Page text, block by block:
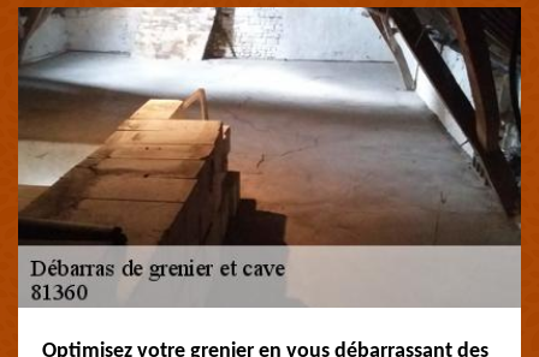
Optimisez votre grenier en vous débarrassant des